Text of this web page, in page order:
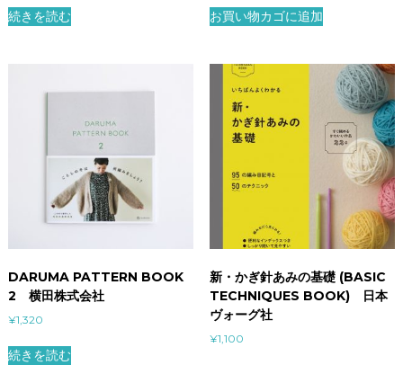
続きを読む お買い物カゴに追加
DARUMA PATTERN BOOK
2 横田株式会社
¥1,320
続きを読む
新・かぎ針あみの基礎 (BASIC
TECHNIQUES BOOK) 日本
ヴォーグ社
¥1,100